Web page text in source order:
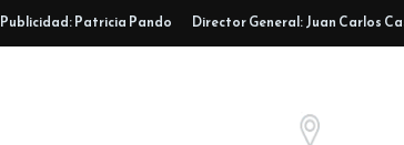
Publicidad: Patricia Pando Director General: Juan Carlos